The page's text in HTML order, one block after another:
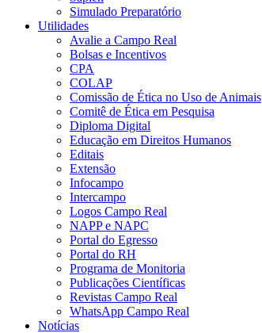
Simulado Preparatório
Utilidades
Avalie a Campo Real
Bolsas e Incentivos
CPA
COLAP
Comissão de Ética no Uso de Animais
Comitê de Ética em Pesquisa
Diploma Digital
Educação em Direitos Humanos
Editais
Extensão
Infocampo
Intercampo
Logos Campo Real
NAPP e NAPC
Portal do Egresso
Portal do RH
Programa de Monitoria
Publicações Científicas
Revistas Campo Real
WhatsApp Campo Real
Notícias